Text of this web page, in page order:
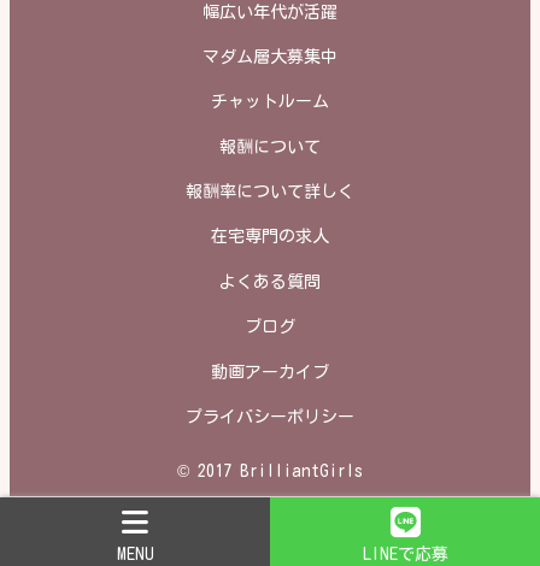
幅広い年代が活躍
マダム層大募集中
チャットルーム
報酬について
報酬率について詳しく
在宅専門の求人
よくある質問
ブログ
動画アーカイブ
プライバシーポリシー
© 2017 BrilliantGirls
MENU LINEで応募